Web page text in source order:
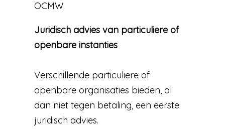
OCMW.
Juridisch advies van particuliere of
openbare instanties
Verschillende particuliere of
openbare organisaties bieden, al
dan niet tegen betaling, een eerste
juridisch advies.